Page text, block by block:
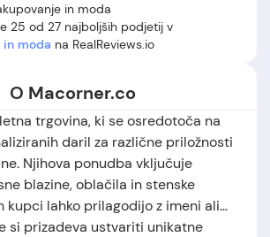
podpori, kar je razvidno iz
mnenj.
in moda
25 od 27 najboljših podjetij v
in moda na RealReviews.io
O Macorner.co
trgovina, ki se osredotoča na
daril za različne priložnosti
Njihova ponudba vključuje
blazine, oblačila in stenske
kupci lahko prilagodijo z imeni ali
si prizadeva ustvariti unikatne